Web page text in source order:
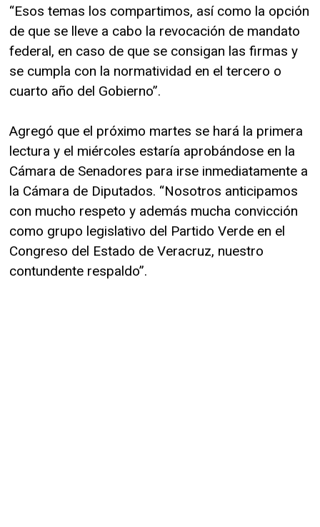
“Esos temas los compartimos, así como la opción
de que se lleve a cabo la revocación de mandato
federal, en caso de que se consigan las firmas y
se cumpla con la normatividad en el tercero o
cuarto año del Gobierno”.
Agregó que el próximo martes se hará la primera
lectura y el miércoles estaría aprobándose en la
Cámara de Senadores para irse inmediatamente a
la Cámara de Diputados. “Nosotros anticipamos
con mucho respeto y además mucha convicción
como grupo legislativo del Partido Verde en el
Congreso del Estado de Veracruz, nuestro
contundente respaldo”.